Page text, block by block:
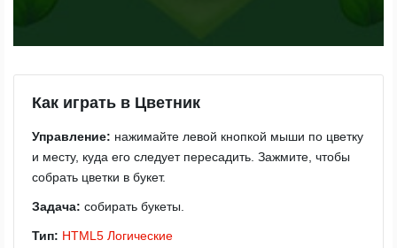
Как играть в Цветник
Управление: нажимайте левой кнопкой мыши по цветку
и месту, куда его следует пересадить. Зажмите, чтобы
собрать цветки в букет.
Задача: собирать букеты.
Тип: HTML5 Логические